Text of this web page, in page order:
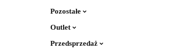
Pozostałe
Outlet
Przedsprzedaż